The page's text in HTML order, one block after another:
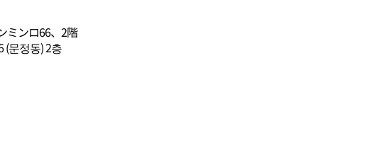
ミンロ66、2階
(문정동) 2층